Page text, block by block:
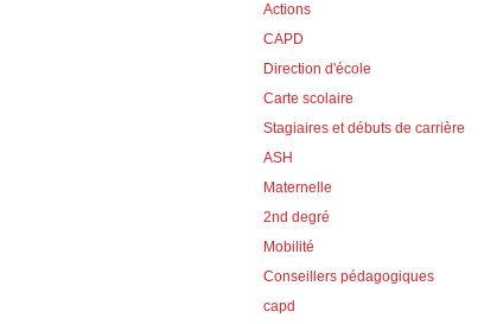
Actions
CAPD
Direction d'école
Carte scolaire
Stagiaires et débuts de carrière
ASH
Maternelle
2nd degré
Mobilité
Conseillers pédagogiques
capd